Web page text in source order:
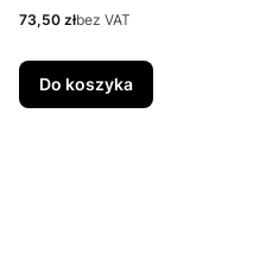
Cena
73,50 złbez VAT
Do koszyka